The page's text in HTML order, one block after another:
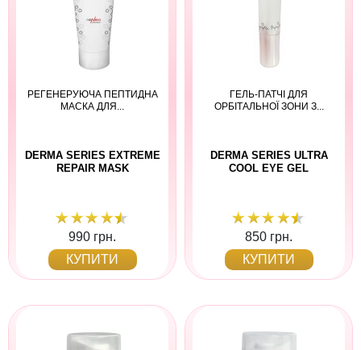
РЕГЕНЕРУЮЧА ПЕПТИДНА
МАСКА ДЛЯ...
DERMA SERIES EXTREME
REPAIR MASK
990 грн.
КУПИТИ
ГЕЛЬ-ПАТЧІ ДЛЯ
ОРБІТАЛЬНОЇ ЗОНИ З...
DERMA SERIES ULTRA
COOL EYE GEL
850 грн.
КУПИТИ